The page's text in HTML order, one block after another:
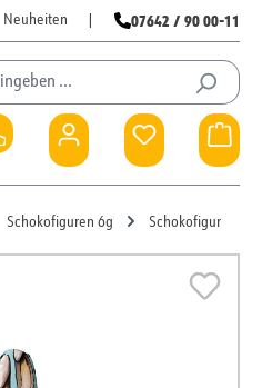
Neuheiten 07642 / 90 00-11
Du hast 0
Schokofiguren 6g Schokofigur